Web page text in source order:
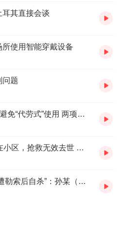
价格偏高。”市民戴先生告诉记
味。“不过现在还少，再观望
进入5月后，野生菌的量和品
大，进入高峰期后野生菌的品
目前，因每天进入市场的野生
场很快就会被抢购一空。“主要
其直接会谈
使用智能穿戴设备
问题
制定人工智能使用“红线”，避免“代劳式”使用 两项中小学人工智能指南要解决什么问题？
47岁外卖员出门上班时倒在小区，抢救无效去世 涉事站点：正在走法律程序
警方通报“百万粉丝网红疑遭勒索后自杀”：孙某（女，18岁）编造“自杀离世”，冒充亲友跟评，被立案调查